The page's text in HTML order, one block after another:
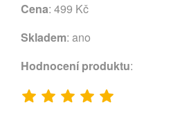
Cena: 499 Kč
Skladem: ano
Hodnocení produktu: